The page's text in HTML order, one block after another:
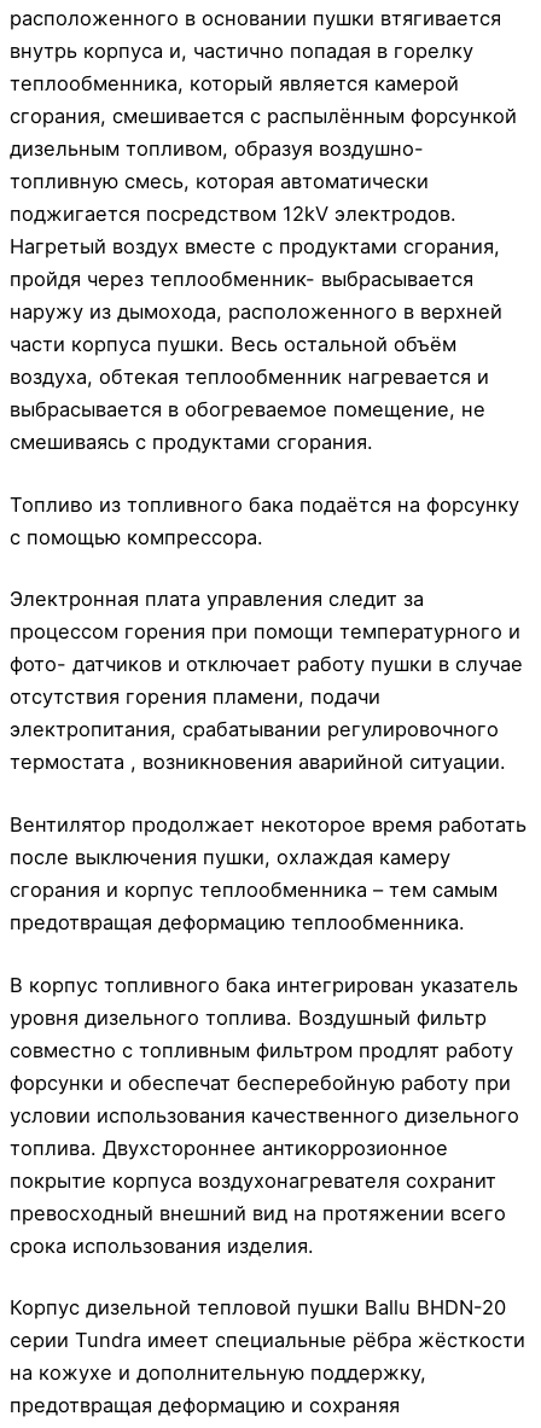
расположенного в основании пушки втягивается
внутрь корпуса и, частично попадая в горелку
теплообменника, который является камерой
сгорания, смешивается с распылённым форсункой
дизельным топливом, образуя воздушно-
топливную смесь, которая автоматически
поджигается посредством 12kV электродов.
Нагретый воздух вместе с продуктами сгорания,
пройдя через теплообменник- выбрасывается
наружу из дымохода, расположенного в верхней
части корпуса пушки. Весь остальной объём
воздуха, обтекая теплообменник нагревается и
выбрасывается в обогреваемое помещение, не
смешиваясь с продуктами сгорания.
Топливо из топливного бака подаётся на форсунку
с помощью компрессора.
Электронная плата управления следит за
процессом горения при помощи температурного и
фото- датчиков и отключает работу пушки в случае
отсутствия горения пламени, подачи
электропитания, срабатывании регулировочного
термостата , возникновения аварийной ситуации.
Вентилятор продолжает некоторое время работать
после выключения пушки, охлаждая камеру
сгорания и корпус теплообменника – тем самым
предотвращая деформацию теплообменника.
В корпус топливного бака интегрирован указатель
уровня дизельного топлива. Воздушный фильтр
совместно с топливным фильтром продлят работу
форсунки и обеспечат бесперебойную работу при
условии использования качественного дизельного
топлива. Двухстороннее антикоррозионное
покрытие корпуса воздухонагревателя сохранит
превосходный внешний вид на протяжении всего
срока использования изделия.
Корпус дизельной тепловой пушки Ballu BHDN-20
серии Tundra имеет специальные рёбра жёсткости
на кожухе и дополнительную поддержку,
предотвращая деформацию и сохраняя